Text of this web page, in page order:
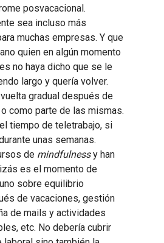
posvacacional.
sea incluso más
muchas empresas. Y que
quien en algún momento
no haya dicho que se le
largo y quería volver.
gradual después de
como parte de las mismas.
tiempo de teletrabajo, si
unas semanas.
de mindfulnessy han
es el momento de
sobre equilibrio
de vacaciones, gestión
de mails y actividades
etc. No debería cubrir